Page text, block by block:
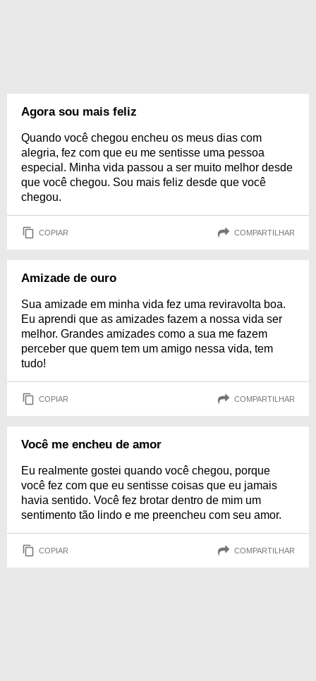
Agora sou mais feliz
Quando você chegou encheu os meus dias com
alegria, fez com que eu me sentisse uma pessoa
especial. Minha vida passou a ser muito melhor desde
que você chegou. Sou mais feliz desde que você
chegou.
COPIAR COMPARTILHAR
Amizade de ouro
Sua amizade em minha vida fez uma reviravolta boa.
Eu aprendi que as amizades fazem a nossa vida ser
melhor. Grandes amizades como a sua me fazem
perceber que quem tem um amigo nessa vida, tem
tudo!
COPIAR COMPARTILHAR
Você me encheu de amor
Eu realmente gostei quando você chegou, porque
você fez com que eu sentisse coisas que eu jamais
havia sentido. Você fez brotar dentro de mim um
sentimento tão lindo e me preencheu com seu amor.
COPIAR COMPARTILHAR